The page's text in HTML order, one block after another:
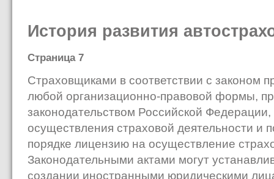
История развития
Страница 7
Страховщиками в соответствии с законом
любой организационно-правовой формы,
законодательством Российской
осуществления страховой деятельности и
порядке лицензию на осуществление
Законодательными актами могут
создании иностранными юридическими